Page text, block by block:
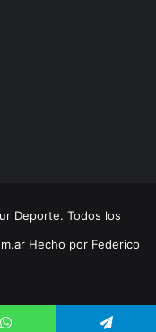
Deporte. Todos los
Hecho por Federico